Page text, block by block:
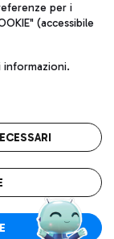
Fiumicino (RM)
per i
(accessibile